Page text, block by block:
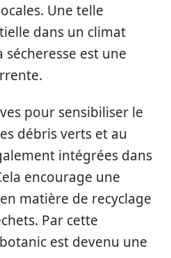
Une telle
dans un climat
est une
pour sensibiliser le
débris verts et au
intégrées dans
encourage une
matière de recyclage
Par cette
est devenu une